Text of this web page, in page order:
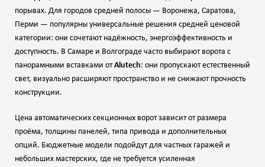
порывах. Для городов средней полосы — Воронежа, Саратова,
Перми — популярны универсальные решения средней ценовой
категории: они сочетают надёжность, энергоэффективность и
доступность. В Самаре и Волгограде часто выбирают ворота с
панорамными вставками отAlutech: они пропускают естественный
свет, визуально расширяют пространство и не снижают прочность
конструкции.
Цена автоматических секционных ворот зависит от размера
проёма, толщины панелей, типа привода и дополнительных
опций. Бюджетные модели подойдут для частных гаражей и
небольших мастерских, где не требуется усиленная